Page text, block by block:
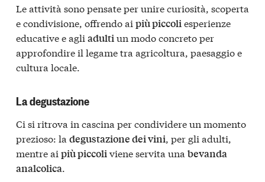
Le attività sono pensate per unire curiosità, scoperta
e condivisione, offrendo ai più piccoliesperienze
educative e agli adultiun modo concreto per
approfondire il legame tra agricoltura, paesaggio e
cultura locale.
La degustazione
Ci si ritrova in cascina per condividere un momento
prezioso: la degustazione dei vini, per gli adulti,
mentre ai più piccoliviene servita una bevanda
analcolica.